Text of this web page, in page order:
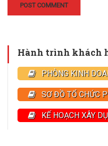
Hành trình khách
PHÒNG KINH
SƠ ĐỒ TỔ CHỨC
KẾ HOẠCH XÂY